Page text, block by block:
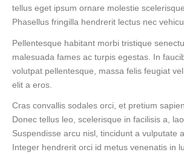
tellus eget ipsum ornare molestie
Phasellus fringilla hendrerit lectus nec
Pellentesque habitant morbi tristique
malesuada fames ac turpis egestas. In
volutpat pellentesque, massa felis feugiat
elit a eros.
Cras convallis sodales orci, et pretium
Donec tellus leo, scelerisque in facilisis a,
Suspendisse arcu nisl, tincidunt a vulputate
Integer hendrerit orci id metus venenatis in